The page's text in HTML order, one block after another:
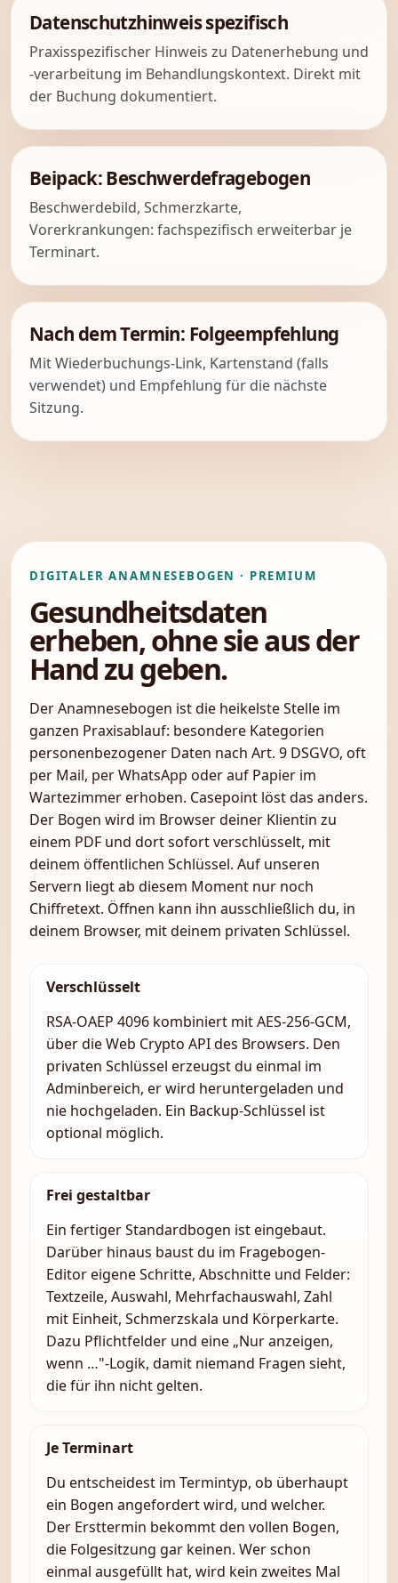
Datenschutzhinweis spezifisch
Praxisspezifischer Hinweis zu Datenerhebung und
-verarbeitung im Behandlungskontext. Direkt mit
der Buchung dokumentiert.
Beipack: Beschwerdefragebogen
Beschwerdebild, Schmerzkarte,
Vorerkrankungen: fachspezifisch erweiterbar je
Terminart.
Nach dem Termin: Folgeempfehlung
Mit Wiederbuchungs-Link, Kartenstand (falls
verwendet) und Empfehlung für die nächste
Sitzung.
DIGITALER ANAMNESEBOGEN · PREMIUM
Gesundheitsdaten
erheben, ohne sie aus der
Hand zu geben.
Der Anamnesebogen ist die heikelste Stelle im
ganzen Praxisablauf: besondere Kategorien
personenbezogener Daten nach Art. 9 DSGVO, oft
per Mail, per WhatsApp oder auf Papier im
Wartezimmer erhoben. Casepoint löst das anders.
Der Bogen wird im Browser deiner Klientin zu
einem PDF und dort sofort verschlüsselt, mit
deinem öffentlichen Schlüssel. Auf unseren
Servern liegt ab diesem Moment nur noch
Chiffretext. Öffnen kann ihn ausschließlich du, in
deinem Browser, mit deinem privaten Schlüssel.
Verschlüsselt
RSA-OAEP 4096 kombiniert mit AES-256-GCM,
über die Web Crypto API des Browsers. Den
privaten Schlüssel erzeugst du einmal im
Adminbereich, er wird heruntergeladen und
nie hochgeladen. Ein Backup-Schlüssel ist
optional möglich.
Frei gestaltbar
Ein fertiger Standardbogen ist eingebaut.
Darüber hinaus baust du im Fragebogen-
Editor eigene Schritte, Abschnitte und Felder:
Textzeile, Auswahl, Mehrfachauswahl, Zahl
mit Einheit, Schmerzskala und Körperkarte.
Dazu Pflichtfelder und eine „Nur anzeigen,
wenn …"-Logik, damit niemand Fragen sieht,
die für ihn nicht gelten.
Je Terminart
Du entscheidest im Termintyp, ob überhaupt
ein Bogen angefordert wird, und welcher.
Der Ersttermin bekommt den vollen Bogen,
die Folgesitzung gar keinen. Wer schon
einmal ausgefüllt hat, wird kein zweites Mal